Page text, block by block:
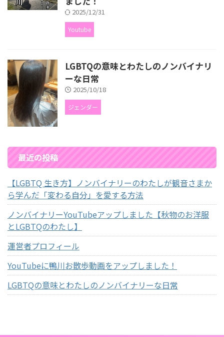
2025/12/31
Youtube
LGBTQの意味とわたしのノンバイナリ
ーな日常
2025/10/18
ジェンダー
最近の投稿
【LGBTQ 生き方】ノンバイナリーのわたしが観音さまか
ら学んだ「変わる自分」を愛する方法
ノンバイナリーYouTubeアップしました【秋物のお洋服
とLGBTQのわたし】
運営者プロフィール
YouTubeに鴨川お散歩動画をアップしました！
LGBTQの意味とわたしのノンバイナリーな日常